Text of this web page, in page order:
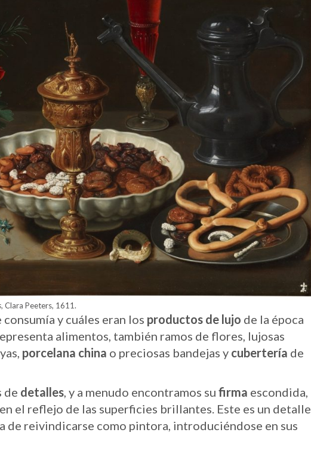
, Clara Peeters, 1611.
consumía y cuáles eran los productos de lujo de la época
alimentos, también ramos de flores, lujosas
porcelana china o preciosas bandejas y cubertería de
de detalles, y a menudo encontramos su firma escondida,
en el reflejo de las superficies brillantes. Este es un detalle
de reivindicarse como pintora, introduciéndose en sus